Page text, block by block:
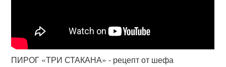
ПИРОГ «ТРИ СТАКАНА» - рецепт от шефа